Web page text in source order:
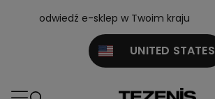
odwiedź e-sklep w Twoim kraju
UNITED STATES